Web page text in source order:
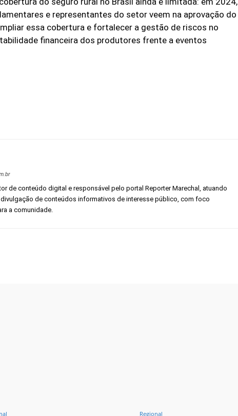
e representantes do setor veem na aprovação do
essa cobertura e fortalecer a gestão de riscos no
financeira dos produtores frente a eventos
de conteúdo digital e responsável pelo portal Reporter Marechal, atuando
de conteúdos informativos de interesse público, com foco
a comunidade.
Regional